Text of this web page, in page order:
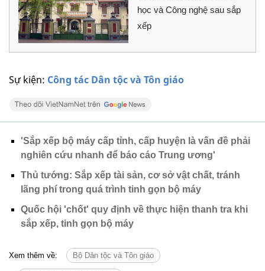
Sự kiện: Công tác Dân tộc và Tôn giáo
học và Công nghệ sau sắp
xếp
'Sắp xếp bộ máy cấp tỉnh, cấp huyện là vấn đề phải
nghiên cứu nhanh để báo cáo Trung ương'
Thủ tướng: Sắp xếp tài sản, cơ sở vật chất, tránh
lãng phí trong quá trình tinh gọn bộ máy
Quốc hội 'chốt' quy định về thực hiện thanh tra khi
sắp xếp, tinh gọn bộ máy
Xem thêm về: Bộ Dân tộc và Tôn giáo